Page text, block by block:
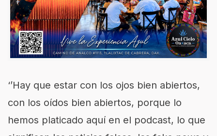
‘’Hay que estar con los ojos bien abiertos,
con los oídos bien abiertos, porque lo
hemos platicado aquí en el podcast, lo que